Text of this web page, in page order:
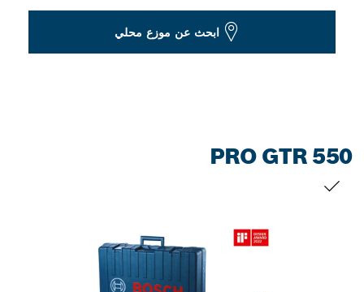
ابحث عن موزع محلي
PRO GTR 550